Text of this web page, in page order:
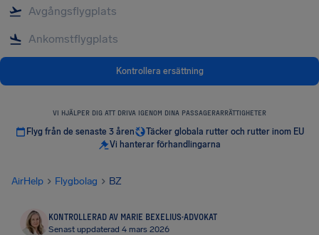
Kontrollera ersättning
VI HJÄLPER DIG ATT DRIVA IGENOM DINA PASSAGERARRÄTTIGHETER
Flyg från de senaste 3 åren
Täcker globala rutter och rutter inom EU
Vi hanterar förhandlingarna
AirHelp Flygbolag BZ
KONTROLLERAD AV MARIE BEXELIUS·ADVOKAT
Senast uppdaterad 4 mars 2026